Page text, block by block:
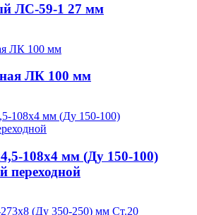
ЛС-59-1 27 мм
ЛК 100 мм
108x4 мм (Ду 150-100)
переходной